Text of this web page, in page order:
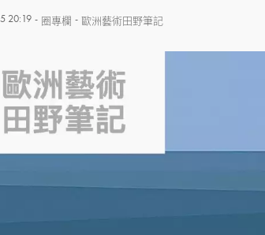
20:19 - 圈專欄 - 歐洲藝術田野筆記